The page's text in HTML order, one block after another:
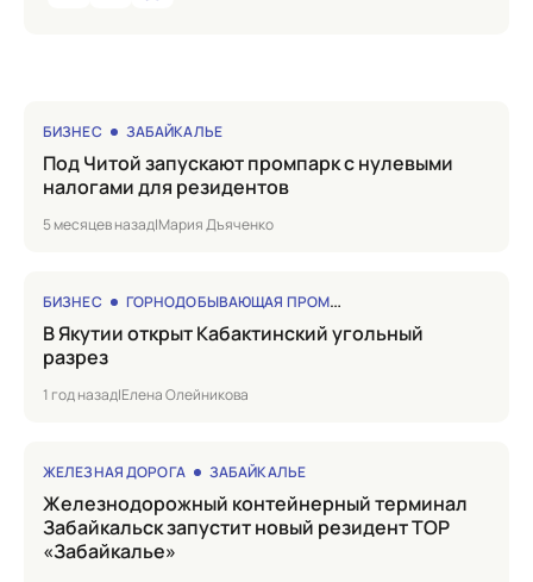
БИЗНЕС ЗАБАЙКАЛЬЕ
под Читой запускают промпарк с нулевыми
налогами для резидентов
5 месяцев назад|Мария Дъяченко
БИЗНЕС ГОРНОДОБЫВАЮЩАЯ ПРОМЫШЛЕННОСТЬ
в Якутии открыт Кабактинский угольный
разрез
1 год назад|Елена Олейникова
ЖЕЛЕЗНАЯ ДОРОГА ЗАБАЙКАЛЬЕ
Железнодорожный контейнерный терминал
Забайкальск запустит новый резидент ТОР
«Забайкалье»